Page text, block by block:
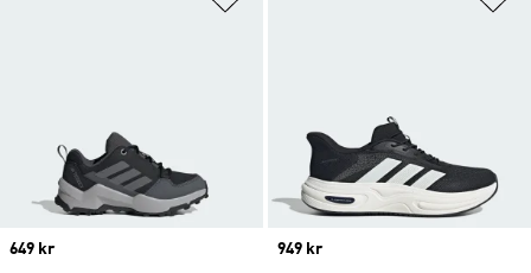
Price
649 kr
Price
949 kr